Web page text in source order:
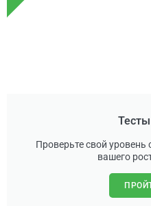
Проверьте свой уровень
вашего